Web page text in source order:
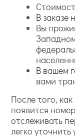
В заказе
Вы
В вашем
вами
После того,
появится
отслеживать
легко